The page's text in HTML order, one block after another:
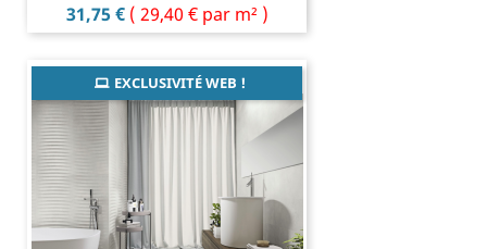
Prix
31,75 € ( 29,40 € par m² )
EXCLUSIVITÉ WEB !